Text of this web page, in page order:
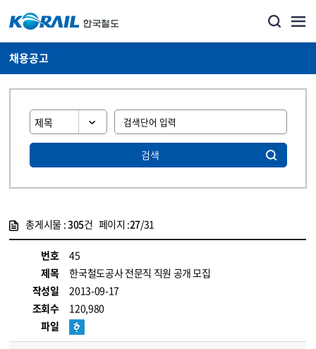
채용공고
검색
총게시물 :305건 페이지 :27/31
번호
45
제목
한국철도공사 전문직 직원 공개 모집
작성일
2013-09-17
조회수
120,980
파일